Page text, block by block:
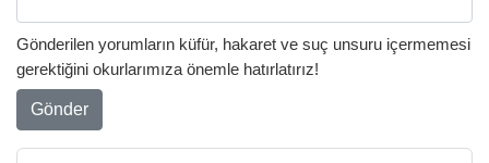
Gönderilen yorumların küfür, hakaret ve suç unsuru içermemesi
gerektiğini okurlarımıza önemle hatırlatırız!
Gönder